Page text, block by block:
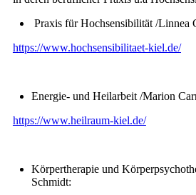
Praxis für Hochsensibilität /Linnea
https://www.hochsensibilitaet-kiel.de/
Energie- und Heilarbeit /Marion
https://www.heilraum-kiel.de/
Körpertherapie und
Schmidt: